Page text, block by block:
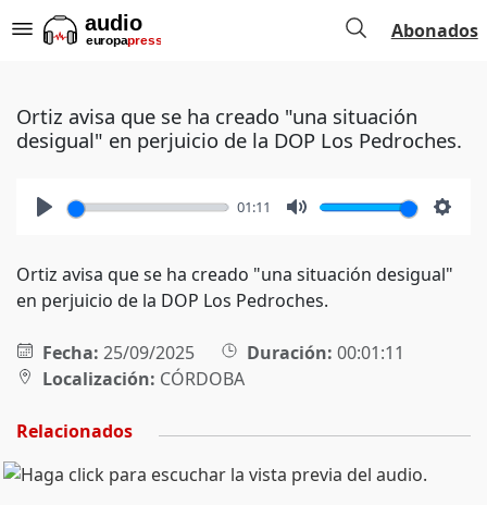
Abonados
Ortiz avisa que se ha creado "una situación
desigual" en perjuicio de la DOP Los Pedroches.
01:11
Ortiz avisa que se ha creado "una situación desigual"
en perjuicio de la DOP Los Pedroches.
Fecha: 25/09/2025 Duración: 00:01:11
Localización: CÓRDOBA
Relacionados